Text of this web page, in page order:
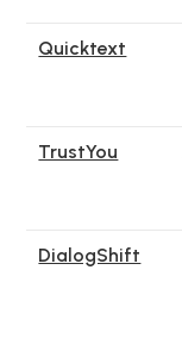
Quicktext
TrustYou
DialogShift